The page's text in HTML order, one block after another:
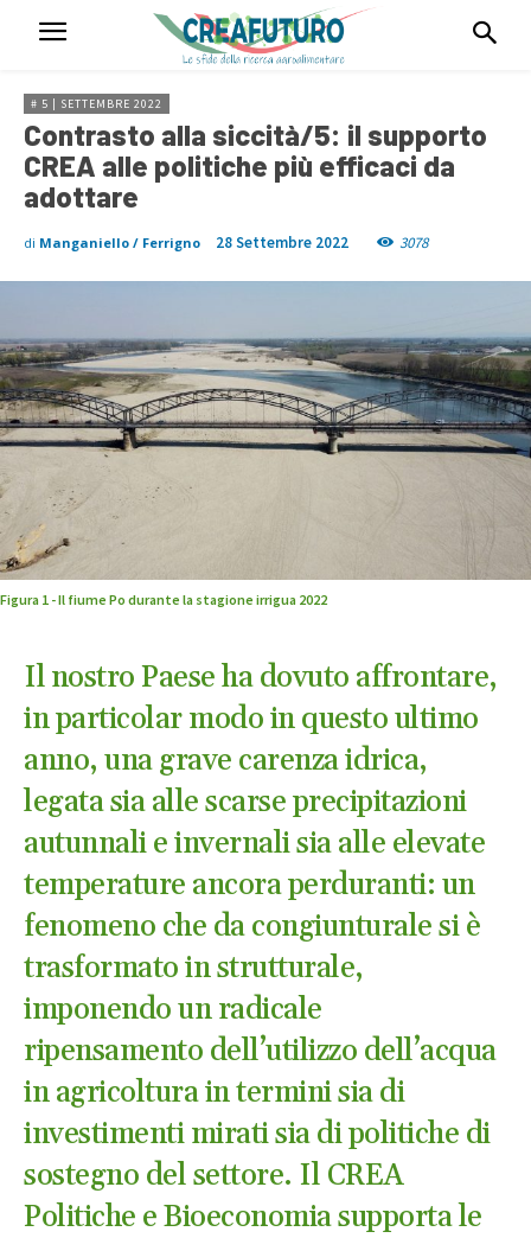
# 5 | SETTEMBRE 2022
Contrasto alla siccità/5: il supporto
CREA alle politiche più efficaci da
adottare
di Manganiello / Ferrigno 28 Settembre 2022 3078
Figura 1 - Il fiume Po durante la stagione irrigua 2022
Ilnostro Paese ha dovuto affrontare,
in particolar modo in questo ultimo
anno, una grave carenza idrica,
legata sia alle scarse precipitazioni
autunnali e invernali sia alle elevate
temperature ancora perduranti: un
fenomeno che da congiunturale si è
trasformato in strutturale,
imponendo un radicale
ripensamento dell’utilizzo dell’acqua
in agricoltura in termini sia di
investimenti mirati sia di politiche di
sostegno del settore. Il CREA
Politiche e Bioeconomia supporta le